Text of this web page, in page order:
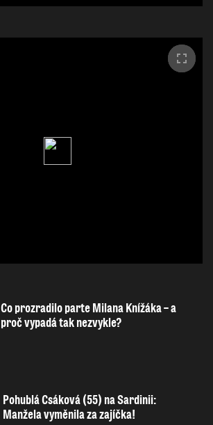
Co prozradilo parte Milana Knížáka – a
proč vypadá tak nezvykle?
Pohublá Csáková (55) na Sardinii:
Manžela vyměnila za zajíčka!